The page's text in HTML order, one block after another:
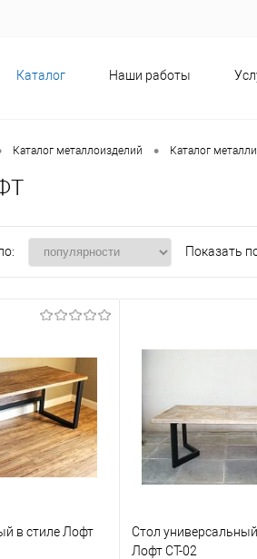
Каталог Наши работы
Каталог металлоизделий • Каталог
Показать
в стиле Лофт
Стол
Лофт СТ-02